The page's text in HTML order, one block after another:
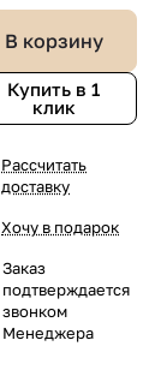
В корзину
Купить в 1
клик
Рассчитать
доставку
Хочу в подарок
Заказ
подтверждается
звонком
Менеджера